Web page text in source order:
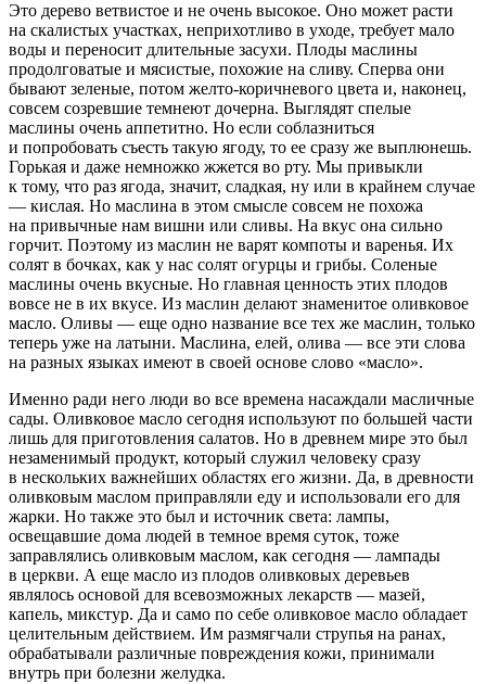
Это дерево ветвистое и не очень высокое. Оно может расти
на скалистых участках, неприхотливо в уходе, требует мало
воды и переносит длительные засухи. Плоды маслины
продолговатые и мясистые, похожие на сливу. Сперва они
бывают зеленые, потом желто-коричневого цвета и, наконец,
совсем созревшие темнеют дочерна. Выглядят спелые
маслины очень аппетитно. Но если соблазниться
и попробовать съесть такую ягоду, то ее сразу же выплюнешь.
Горькая и даже немножко жжется во рту. Мы привыкли
к тому, что раз ягода, значит, сладкая, ну или в крайнем случае
— кислая. Но маслина в этом смысле совсем не похожа
на привычные нам вишни или сливы. На вкус она сильно
горчит. Поэтому из маслин не варят компоты и варенья. Их
солят в бочках, как у нас солят огурцы и грибы. Соленые
маслины очень вкусные. Но главная ценность этих плодов
вовсе не в их вкусе. Из маслин делают знаменитое оливковое
масло. Оливы — еще одно название все тех же маслин, только
теперь уже на латыни. Маслина, елей, олива — все эти слова
на разных языках имеют в своей основе слово «масло».
Именно ради него люди во все времена насаждали масличные
сады. Оливковое масло сегодня используют по большей части
лишь для приготовления салатов. Но в древнем мире это был
незаменимый продукт, который служил человеку сразу
в нескольких важнейших областях его жизни. Да, в древности
оливковым маслом приправляли еду и использовали его для
жарки. Но также это был и источник света: лампы,
освещавшие дома людей в темное время суток, тоже
заправлялись оливковым маслом, как сегодня — лампады
в церкви. А еще масло из плодов оливковых деревьев
являлось основой для всевозможных лекарств — мазей,
капель, микстур. Да и само по себе оливковое масло обладает
целительным действием. Им размягчали струпья на ранах,
обрабатывали различные повреждения кожи, принимали
внутрь при болезни желудка.